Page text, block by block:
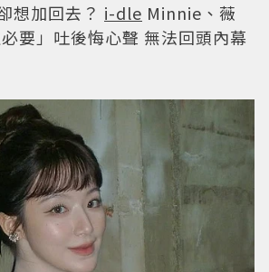
想加回去？ i-dle Minnie、薇
要」吐後悔心聲 無法回頭內幕